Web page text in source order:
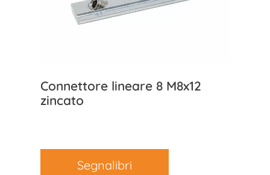
Connettore lineare 8 M8x12
zincato
Segnalibri